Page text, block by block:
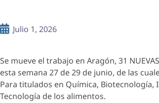
Julio 1, 2026
Se mueve el trabajo en Aragón, 31
esta semana 27 de 29 de junio, de las
Para titulados en Química, Biotecnología,
Tecnología de los alimentos.